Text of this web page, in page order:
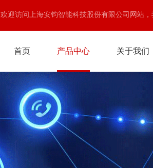
欢迎访问上海安钧智能科技股份有限公司网站
首页 产品中心 关于我们